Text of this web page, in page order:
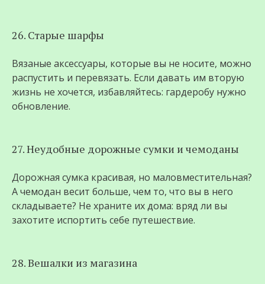
26. Старые шарфы
Вязаные аксессуары, которые вы не носите, можно
распустить и перевязать. Если давать им вторую
жизнь не хочется, избавляйтесь: гардеробу нужно
обновление.
27. Неудобные дорожные сумки и чемоданы
Дорожная сумка красивая, но маловместительная?
А чемодан весит больше, чем то, что вы в него
складываете? Не храните их дома: вряд ли вы
захотите испортить себе путешествие.
28. Вешалки из магазина